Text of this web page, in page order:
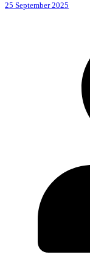
25 September 2025